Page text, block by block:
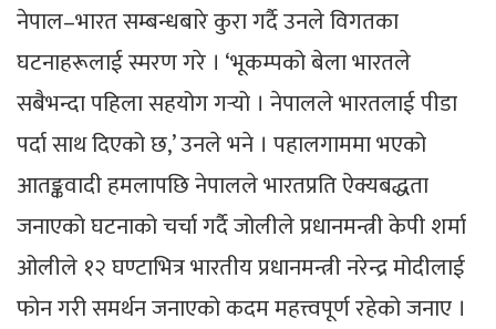
नेपाल–भारत सम्बन्धबारे कुरा गर्दै उनले विगतका
घटनाहरूलाई स्मरण गरे । ‘भूकम्पको बेला भारतले
सबैभन्दा पहिला सहयोग गर्‍यो । नेपालले भारतलाई पीडा
पर्दा साथ दिएको छ,’ उनले भने । पहालगाममा भएको
आतङ्कवादी हमलापछि नेपालले भारतप्रति ऐक्यबद्धता
जनाएको घटनाको चर्चा गर्दै जोलीले प्रधानमन्त्री केपी शर्मा
ओलीले १२ घण्टाभित्र भारतीय प्रधानमन्त्री नरेन्द्र मोदीलाई
फोन गरी समर्थन जनाएको कदम महत्त्वपूर्ण रहेको जनाए ।